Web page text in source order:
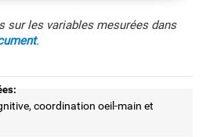
sur les variables mesurées dans
.
coordination oeil-main et